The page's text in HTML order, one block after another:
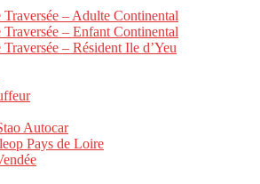
Traversée – Adulte Continental
Traversée – Enfant Continental
Traversée – Résident Ile d’Yeu
Autocar
Pays de Loire